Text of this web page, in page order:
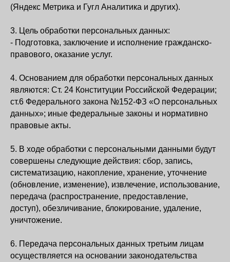
(Яндекс Метрика и Гугл Аналитика и других).
3. Цель обработки персональных данных:
- Подготовка, заключение и исполнение гражданско-
правового, оказание услуг.
4. Основанием для обработки персональных данных
являются: Ст. 24 Конституции Российской Федерации;
ст.6 Федерального закона №152-ФЗ «О персональных
данных»; иные федеральные законы и нормативно
правовые акты.
5. В ходе обработки с персональными данными будут
совершены следующие действия: сбор, запись,
систематизацию, накопление, хранение, уточнение
(обновление, изменение), извлечение, использование,
передача (распространение, предоставление,
доступ), обезличивание, блокирование, удаление,
уничтожение.
6. Передача персональных данных третьим лицам
осуществляется на основании законодательства